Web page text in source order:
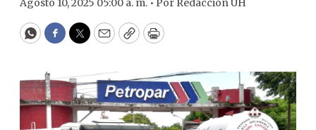
Agosto 10, 2025 05:00 a. m. • Por Redacción ÚH
WhatsApp
Facebook
Twitter
EmailCopyPrint